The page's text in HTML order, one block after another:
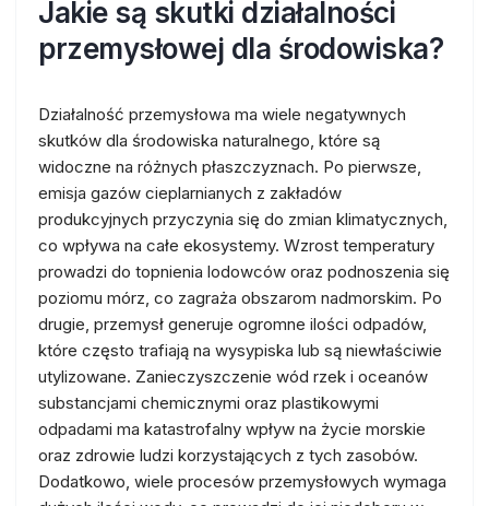
Jakie są skutki działalności
przemysłowej dla środowiska?
Działalność przemysłowa ma wiele negatywnych
skutków dla środowiska naturalnego, które są
widoczne na różnych płaszczyznach. Po pierwsze,
emisja gazów cieplarnianych z zakładów
produkcyjnych przyczynia się do zmian klimatycznych,
co wpływa na całe ekosystemy. Wzrost temperatury
prowadzi do topnienia lodowców oraz podnoszenia się
poziomu mórz, co zagraża obszarom nadmorskim. Po
drugie, przemysł generuje ogromne ilości odpadów,
które często trafiają na wysypiska lub są niewłaściwie
utylizowane. Zanieczyszczenie wód rzek i oceanów
substancjami chemicznymi oraz plastikowymi
odpadami ma katastrofalny wpływ na życie morskie
oraz zdrowie ludzi korzystających z tych zasobów.
Dodatkowo, wiele procesów przemysłowych wymaga